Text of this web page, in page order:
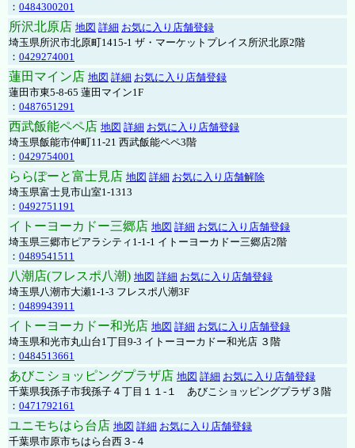
： 0484300201
所沢北原店 地図 詳細 お気に入り店舗登録
埼玉県所沢市北原町1415-1 ザ・マーケットプレイス所沢北原2階
： 0429274001
蓮田マイン店 地図 詳細 お気に入り店舗登録
蓮田市東5-8-65 蓮田マイン1F
： 0487651291
西武飯能ペペ店 地図 詳細 お気に入り店舗登録
埼玉県飯能市仲町11-21 西武飯能ペペ3階
： 0429754001
ららぽーと富士見店 地図 詳細 お気に入り店舗解除
埼玉県富士見市山室1-1313
： 0492751191
イトーヨーカドー三郷店 地図 詳細 お気に入り店舗登録
埼玉県三郷市ピアラシティ1-1-1 イトーヨーカドー三郷店2階
： 0489541511
八潮店(フレスポ八潮) 地図 詳細 お気に入り店舗登録
埼玉県八潮市大瀬1-1-3 フレスポ八潮3F
： 0489943911
イトーヨーカドー和光店 地図 詳細 お気に入り店舗登録
埼玉県和光市丸山台1丁目9-3 イトーヨーカドー和光店 ３階
： 0484513661
あびこショッピングプラザ店 地図 詳細 お気に入り店舗登録
千葉県我孫子市我孫子４丁目１１-１ あびこショッピングプラザ３階
： 0471792161
ユニモちはら台店 地図 詳細 お気に入り店舗登録
千葉県市原市ちはら台西３-４